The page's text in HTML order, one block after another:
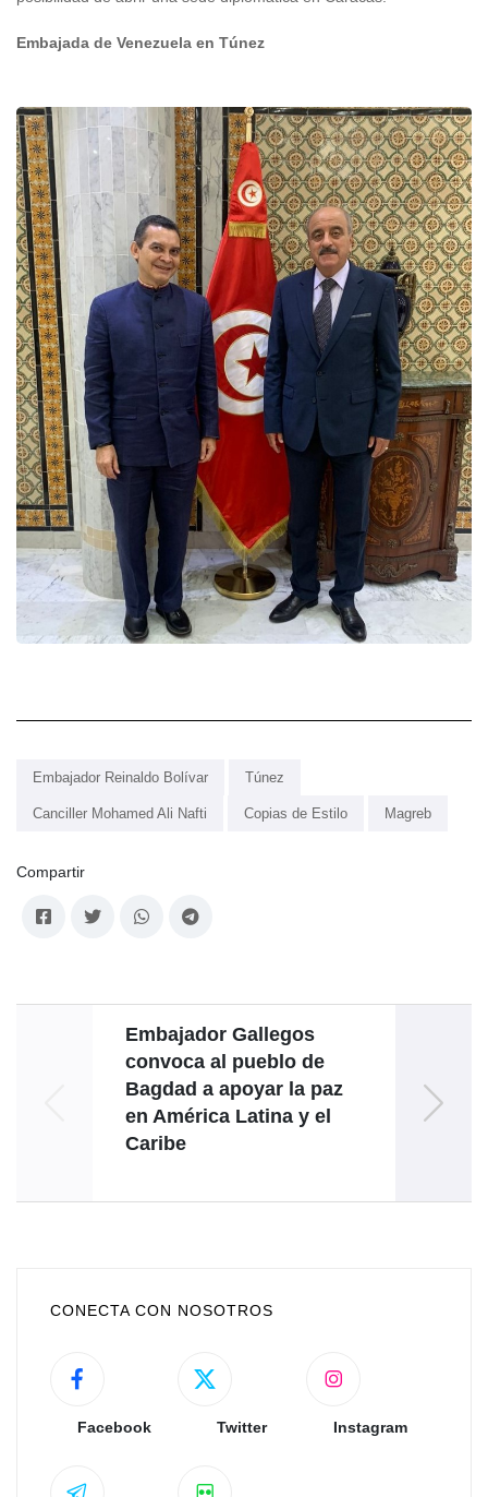
Embajada de Venezuela en Túnez
Embajador Reinaldo Bolívar Túnez
Canciller Mohamed Ali Nafti Copias de Estilo Magreb
Compartir
Embajador Gallegos
convoca al pueblo de
Bagdad a apoyar la paz
en América Latina y el
Caribe
CONECTA CON NOSOTROS
Facebook Twitter Instagram